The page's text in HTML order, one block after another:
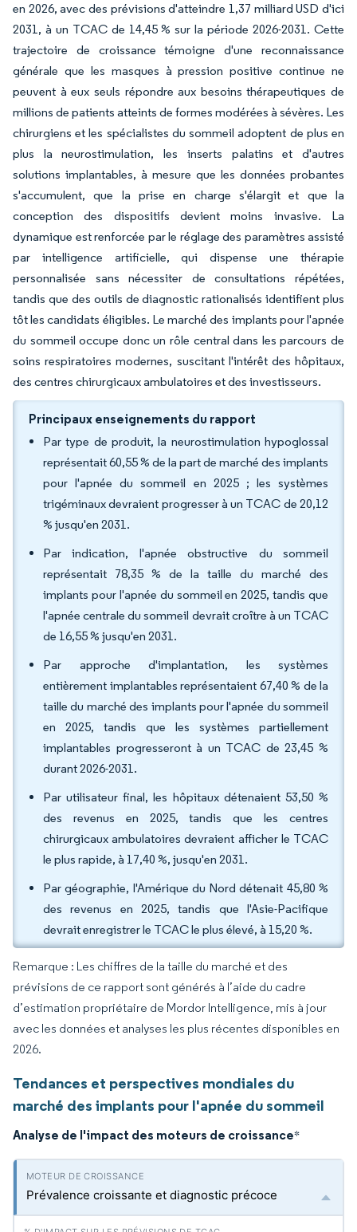
en 2026, avec des prévisions d'atteindre 1,37 milliard USD d'ici
2031, à un TCAC de 14,45 % sur la période 2026-2031. Cette
trajectoire de croissance témoigne d'une reconnaissance
générale que les masques à pression positive continue ne
peuvent à eux seuls répondre aux besoins thérapeutiques de
millions de patients atteints de formes modérées à sévères. Les
chirurgiens et les spécialistes du sommeil adoptent de plus en
plus la neurostimulation, les inserts palatins et d'autres
solutions implantables, à mesure que les données probantes
s'accumulent, que la prise en charge s'élargit et que la
conception des dispositifs devient moins invasive. La
dynamique est renforcée par le réglage des paramètres assisté
par intelligence artificielle, qui dispense une thérapie
personnalisée sans nécessiter de consultations répétées,
tandis que des outils de diagnostic rationalisés identifient plus
tôt les candidats éligibles. Le marché des implants pour l'apnée
du sommeil occupe donc un rôle central dans les parcours de
soins respiratoires modernes, suscitant l'intérêt des hôpitaux,
des centres chirurgicaux ambulatoires et des investisseurs.
Principaux enseignements du rapport
Par type de produit, la neurostimulation hypoglossal
représentait 60,55 % de la part de marché des implants
pour l'apnée du sommeil en 2025 ; les systèmes
trigéminaux devraient progresser à un TCAC de 20,12
% jusqu'en 2031.
Par indication, l'apnée obstructive du sommeil
représentait 78,35 % de la taille du marché des
implants pour l'apnée du sommeil en 2025, tandis que
l'apnée centrale du sommeil devrait croître à un TCAC
de 16,55 % jusqu'en 2031.
Par approche d'implantation, les systèmes
entièrement implantables représentaient 67,40 % de la
taille du marché des implants pour l'apnée du sommeil
en 2025, tandis que les systèmes partiellement
implantables progresseront à un TCAC de 23,45 %
durant 2026-2031.
Par utilisateur final, les hôpitaux détenaient 53,50 %
des revenus en 2025, tandis que les centres
chirurgicaux ambulatoires devraient afficher le TCAC
le plus rapide, à 17,40 %, jusqu'en 2031.
Par géographie, l'Amérique du Nord détenait 45,80 %
des revenus en 2025, tandis que l'Asie-Pacifique
devrait enregistrer le TCAC le plus élevé, à 15,20 %.
Remarque : Les chiffres de la taille du marché et des
prévisions de ce rapport sont générés à l’aide du cadre
d’estimation propriétaire de Mordor Intelligence, mis à jour
avec les données et analyses les plus récentes disponibles en
2026.
Tendances et perspectives mondiales du
marché des implants pour l'apnée du sommeil
Analyse de l'impact des moteurs de croissance*
Prévalence croissante et diagnostic précoce